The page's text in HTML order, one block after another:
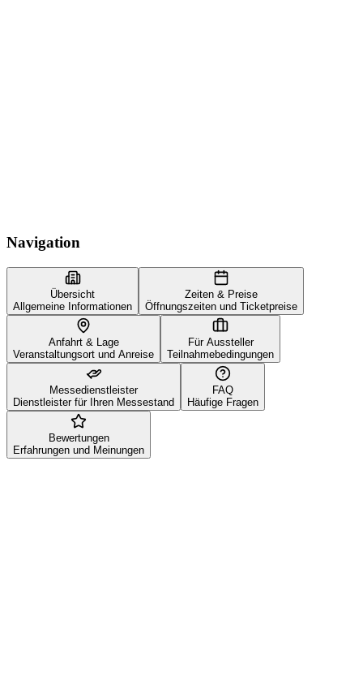
Navigation
Übersicht
Allgemeine Informationen
Zeiten & Preise
Öffnungszeiten und Ticketpreise
Anfahrt & Lage
Veranstaltungsort und Anreise
Für Aussteller
Teilnahmebedingungen
Messedienstleister
Dienstleister für Ihren Messestand
FAQ
Häufige Fragen
Bewertungen
Erfahrungen und Meinungen